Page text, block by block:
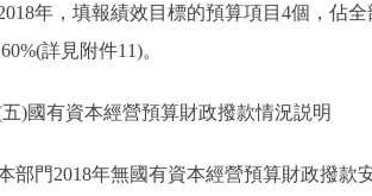
年，填報績效目標的預算項目4個，佔全
詳見附件11)。
有資本經營預算財政撥款情況説明
門2018年無國有資本經營預算財政撥款